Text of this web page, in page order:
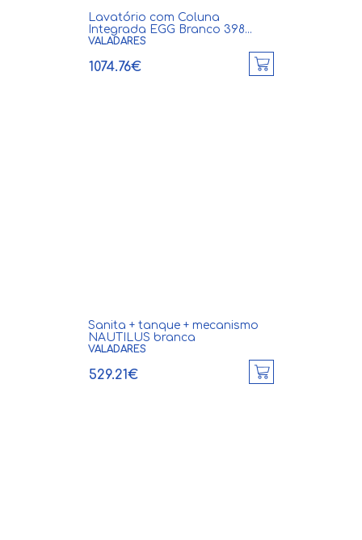
Lavatório com Coluna
Integrada EGG Branco 398...
VALADARES
1074.76€
Sanita + tanque + mecanismo
NAUTILUS branca
VALADARES
529.21€